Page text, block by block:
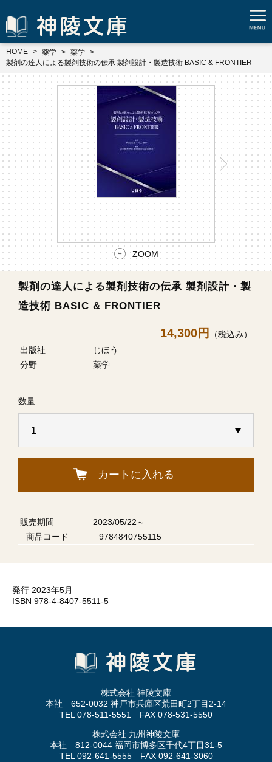
HOME 薬学
薬学
製剤の達人による製剤技術の伝承 製剤設計・製造技術 BASIC & FRONTIER
ZOOM
製剤の達人による製剤技術の伝承 製剤設計・製
造技術 BASIC & FRONTIER
14,300円
（税込み）
出版社
じほう
分野
薬学
数量
カートに入れる
販売期間
2023/05/22～
商品コード
9784840755115
発行 2023年5月
ISBN 978-4-8407-5511-5
株式会社 神陵文庫
本社 652-0032 神戸市兵庫区荒田町2丁目2-14
TEL 078-511-5551 FAX 078-531-5550
株式会社 九州神陵文庫
本社 812-0044 福岡市博多区千代4丁目31-5
TEL 092-641-5555 FAX 092-641-3060